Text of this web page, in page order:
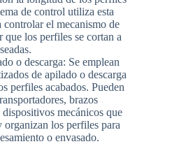
de control utiliza esta
el mecanismo de
que los perfiles se cortan a
o descarga: Se emplean
de apilado o descarga
perfiles acabados. Pueden
brazos
mecánicos que
organizan los perfiles para
o envasado.